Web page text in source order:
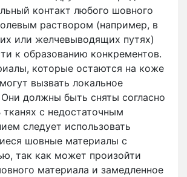
контакт любого шовного
раствором (например, в
или желчевыводящих путях)
к образованию конкрементов.
которые остаются на коже
вызвать локальное
должны быть сняты согласно
с недостаточным
следует использовать
шовные материалы с
так как может произойти
материала и замедленное